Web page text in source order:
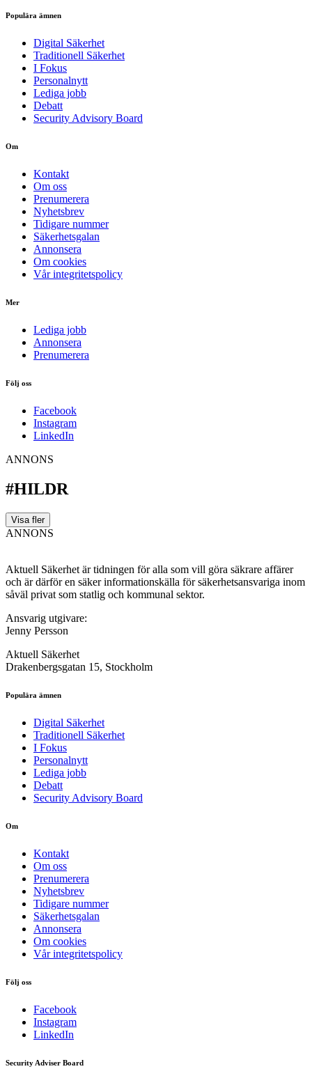
Populära ämnen
Digital Säkerhet
Traditionell Säkerhet
I Fokus
Personalnytt
Lediga jobb
Debatt
Security Advisory Board
Om
Kontakt
Om oss
Prenumerera
Nyhetsbrev
Tidigare nummer
Säkerhetsgalan
Annonsera
Om cookies
Vår integritetspolicy
Mer
Lediga jobb
Annonsera
Prenumerera
Följ oss
Facebook
Instagram
LinkedIn
ANNONS
#HILDR
Visa fler
ANNONS
Aktuell Säkerhet är tidningen för alla som vill göra säkrare affärer
och är därför en säker informationskälla för säkerhets­ansvariga inom
såväl privat som statlig och kommunal sektor.
Ansvarig utgivare:
Jenny Persson
Aktuell Säkerhet
Drakenbergsgatan 15, Stockholm
Populära ämnen
Digital Säkerhet
Traditionell Säkerhet
I Fokus
Personalnytt
Lediga jobb
Debatt
Security Advisory Board
Om
Kontakt
Om oss
Prenumerera
Nyhetsbrev
Tidigare nummer
Säkerhetsgalan
Annonsera
Om cookies
Vår integritetspolicy
Följ oss
Facebook
Instagram
LinkedIn
Security Adviser Board